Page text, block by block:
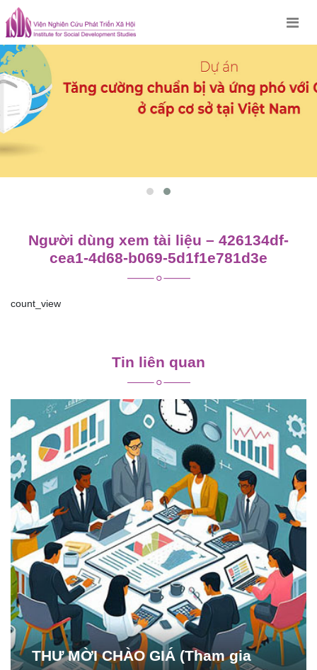
Skip
to
content
Người dùng xem tài liệu – 426134df-
cea1-4d68-b069-5d1f1e781d3e
count_view
viết
Tin liên quan
THƯ MỜI CHÀO GIÁ (Tham gia